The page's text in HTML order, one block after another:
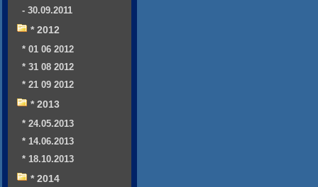
- 30.09.2011
* 2012
* 01 06 2012
* 31 08 2012
* 21 09 2012
* 2013
* 24.05.2013
* 14.06.2013
* 18.10.2013
* 2014